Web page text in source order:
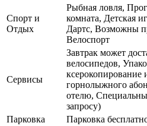
Спорт и
Отдых
Рыбная ловля,
комната, Детская
Дартс, Возможны
Велоспорт
Сервисы
Завтрак может
велосипедов,
ксерокопирование
горнолыжного
отелю,
запросу)
Парковка
Парковка